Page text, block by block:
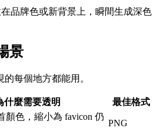
品牌色或新背景上，瞬間生成深色
景
每個地方都能用。
什麼需要透明
最佳格式
顏色，縮小為 favicon 仍
PNG